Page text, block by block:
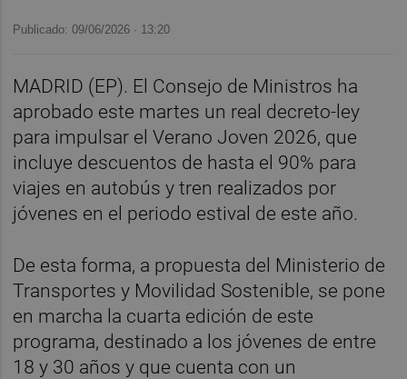
Publicado: 09/06/2026 · 13:20
MADRID (EP). El Consejo de Ministros ha
aprobado este martes un real decreto-ley
para impulsar el Verano Joven 2026, que
incluye descuentos de hasta el 90% para
viajes en autobús y tren realizados por
jóvenes en el periodo estival de este año.
De esta forma, a propuesta del Ministerio de
Transportes y Movilidad Sostenible, se pone
en marcha la cuarta edición de este
programa, destinado a los jóvenes de entre
18 y 30 años y que cuenta con un